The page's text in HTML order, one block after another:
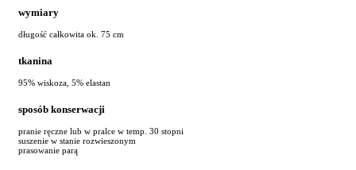
wymiary
długość całkowita ok. 75 cm
tkanina
95% wiskoza, 5% elastan
sposób konserwacji
pranie ręczne lub w pralce w temp. 30 stopni
suszenie w stanie rozwieszonym
prasowanie parą